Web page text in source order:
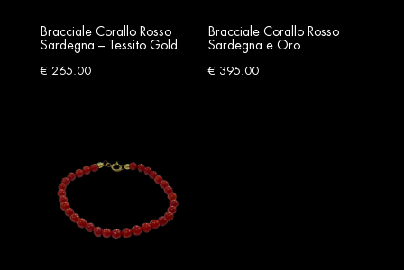
Bracciale Corallo Rosso
Sardegna – Tessito Gold
€ 265.00
Bracciale Corallo Rosso
Sardegna e Oro
€ 395.00